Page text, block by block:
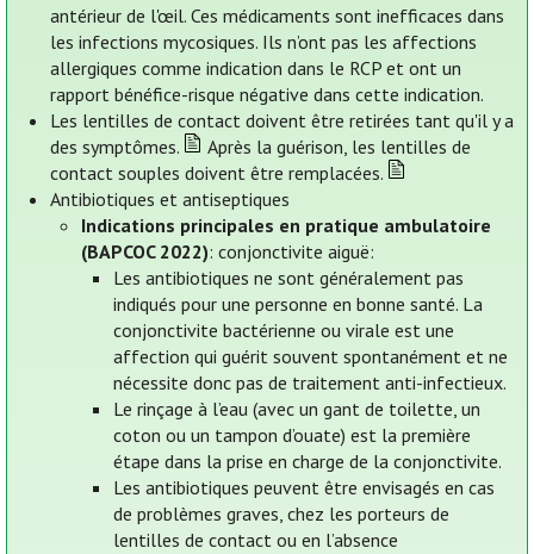
antérieur de l'œil. Ces médicaments sont inefficaces dans
les infections mycosiques. Ils n’ont pas les affections
allergiques comme indication dans le RCP et ont un
rapport bénéfice-risque négative dans cette indication.
Les lentilles de contact doivent être retirées tant qu'il y a
des symptômes.
Après la guérison, les lentilles de
contact souples doivent être remplacées.
Antibiotiques et antiseptiques
Indications principales en pratique ambulatoire
(BAPCOC 2022): conjonctivite aiguë:
Les antibiotiques ne sont généralement pas
indiqués pour une personne en bonne santé. La
conjonctivite bactérienne ou virale est une
affection qui guérit souvent spontanément et ne
nécessite donc pas de traitement anti-infectieux.
Le rinçage à l’eau (avec un gant de toilette, un
coton ou un tampon d’ouate) est la première
étape dans la prise en charge de la conjonctivite.
Les antibiotiques peuvent être envisagés en cas
de problèmes graves, chez les porteurs de
lentilles de contact ou en l’absence